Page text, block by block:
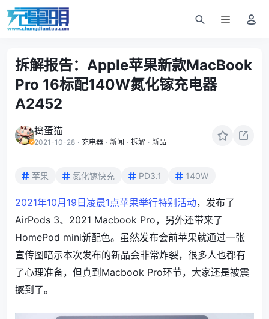
拆解报告：Apple苹果新款MacBook
Pro 16标配140W氮化镓充电器
A2452
捣蛋猫
2021-10-28 · 充电器 · 新闻 · 拆解 · 新品
苹果 氮化镓快充 PD3.1 140W
2021年10月19日凌晨1点苹果举行特别活动，发布了
AirPods 3、2021 Macbook Pro，另外还带来了
HomePod mini新配色。虽然发布会前苹果就通过一张
宣传图暗示本次发布的新品会非常炸裂，很多人也都有
了心理准备，但真到Macbook Pro环节，大家还是被震
撼到了。